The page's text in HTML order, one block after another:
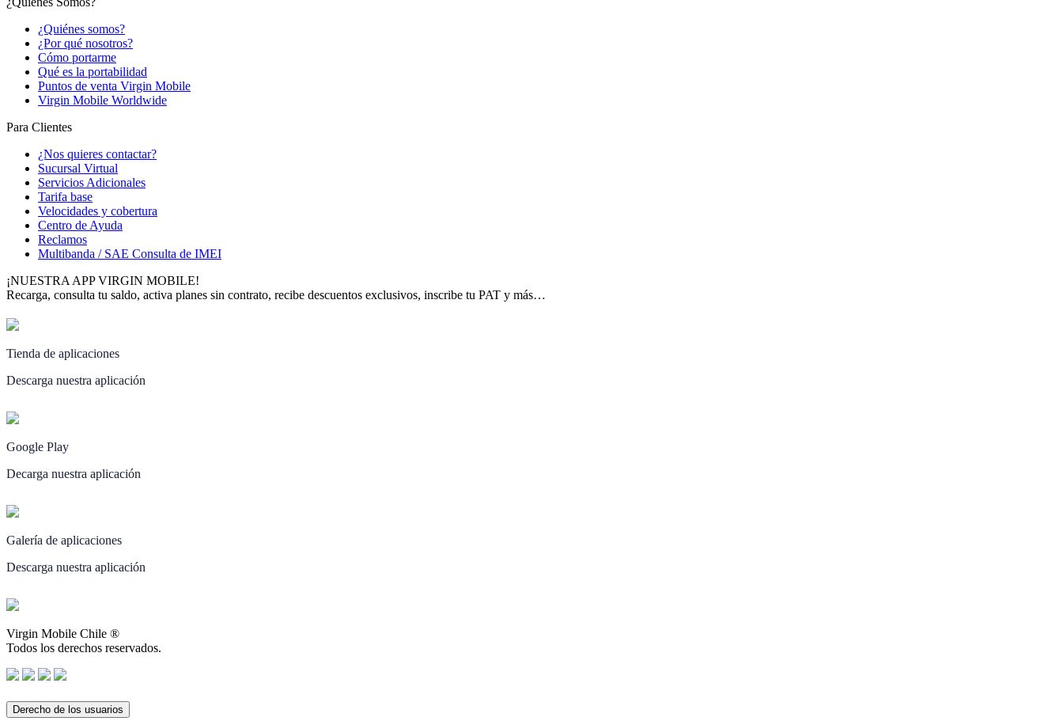
¿Quiénes somos?
¿Por qué nosotros?
Cómo portarme
Qué es la portabilidad
Puntos de venta Virgin Mobile
Virgin Mobile Worldwide
Para Clientes
¿Nos quieres contactar?
Sucursal Virtual
Servicios Adicionales
Tarifa base
Velocidades y cobertura
Centro de Ayuda
Reclamos
Multibanda / SAE Consulta de IMEI
¡NUESTRA APP VIRGIN MOBILE!
Recarga, consulta tu saldo, activa planes sin contrato, recibe descuentos exclusivos, inscribe tu PAT y más…
Tienda de aplicaciones
Descarga nuestra aplicación
Google Play
Decarga nuestra aplicación
Galería de aplicaciones
Descarga nuestra aplicación
Virgin Mobile Chile ®
Todos los derechos reservados.
Derecho de los usuarios